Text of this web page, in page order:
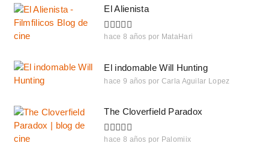
El Alienista
hace 8 años por MataHari
El indomable Will Hunting
hace 9 años por Carla Aguilar Lopez
The Cloverfield Paradox
hace 8 años por Palomiix